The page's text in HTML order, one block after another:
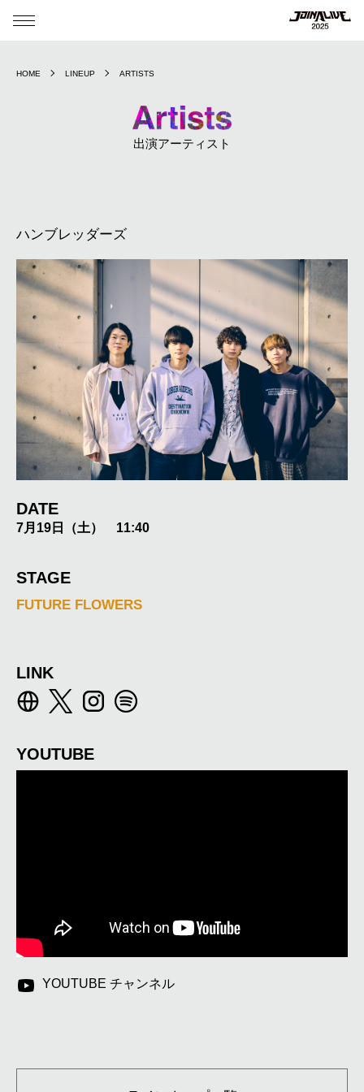
HOME LINEUP ARTISTS
出演アーティスト
ハンブレッダーズ
DATE
7月19日（土） 11:40
STAGE
FUTURE FLOWERS
LINK
YOUTUBE
YOUTUBE チャンネル